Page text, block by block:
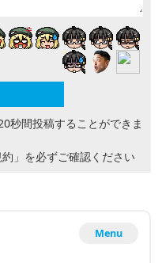
秒間投稿することができま
」 を必ずご確認ください
Menu